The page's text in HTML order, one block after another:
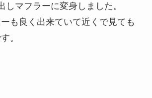
しマフラーに変身しました。
も良く出来ていて近くで見ても
。